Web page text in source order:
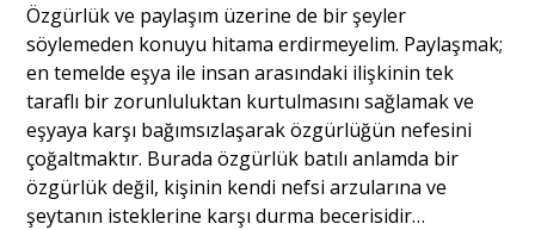
Özgürlük ve paylaşım üzerine de bir şeyler
söylemeden konuyu hitama erdirmeyelim. Paylaşmak;
en temelde eşya ile insan arasındaki ilişkinin tek
taraflı bir zorunluluktan kurtulmasını sağlamak ve
eşyaya karşı bağımsızlaşarak özgürlüğün nefesini
çoğaltmaktır. Burada özgürlük batılı anlamda bir
özgürlük değil, kişinin kendi nefsi arzularına ve
şeytanın isteklerine karşı durma becerisidir…